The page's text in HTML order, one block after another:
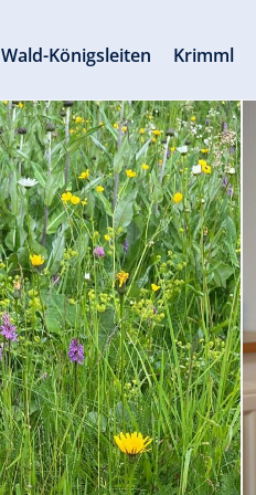
Wald-Königsleiten Krimml